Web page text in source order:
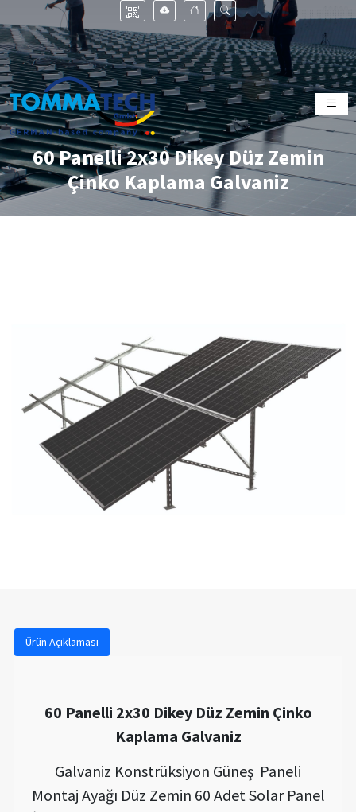
60 Panelli 2x30 Dikey Düz Zemin
Çinko Kaplama Galvaniz
Ürün Açıklaması
60 Panelli 2x30 Dikey Düz Zemin Çinko
Kaplama Galvaniz
Galvaniz Konstrüksiyon Güneş Paneli
Montaj Ayağı Düz Zemin 60 Adet Solar Panel